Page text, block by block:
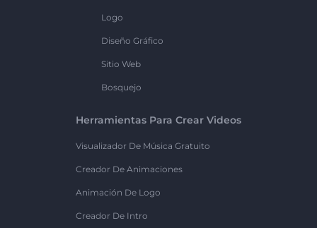
Logo
Diseño Gráfico
Sitio Web
Bosquejo
Herramientas Para Crear Videos
Visualizador De Música Gratuito
Creador De Animaciones
Animación De Logo
Creador De Intro